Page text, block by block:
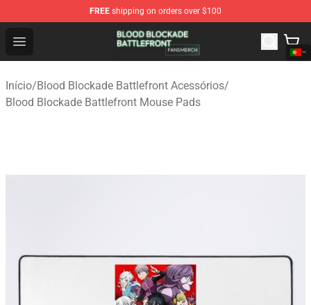
FREE shipping on orders over $100
Open menu
Blood Blockade Battlefront Shop - Official Blood
Início/Blood Blockade Battlefront Acessórios/
Blood Blockade Battlefront Mouse Pads